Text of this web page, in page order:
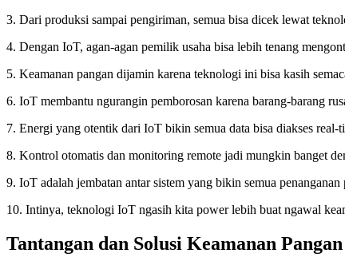
3. Dari produksi sampai pengiriman, semua bisa dicek lewat
4. Dengan IoT, agan-agan pemilik usaha bisa lebih tenang
5. Keamanan pangan dijamin karena teknologi ini bisa kasih
6. IoT membantu ngurangin pemborosan karena barang-barang
7. Energi yang otentik dari IoT bikin semua data bisa diakses
8. Kontrol otomatis dan monitoring remote jadi mungkin banget
9. IoT adalah jembatan antar sistem yang bikin semua
10. Intinya, teknologi IoT ngasih kita power lebih buat ngawal
Tantangan dan Solusi Keamanan